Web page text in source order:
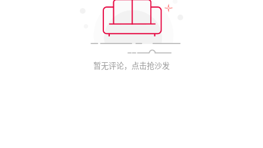
暂无评论，点击抢沙发